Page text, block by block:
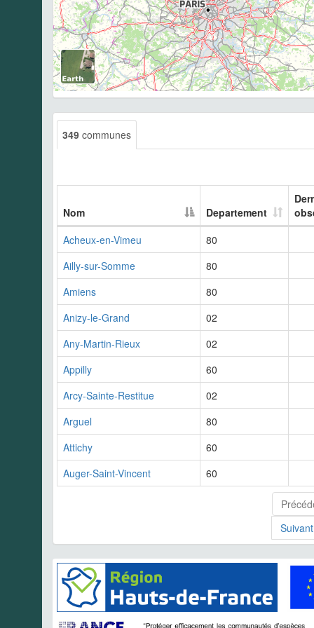
349 communes
Nom Departement
Acheux-en-Vimeu
80
Ailly-sur-Somme
80
Amiens
80
Anizy-le-Grand
02
Any-Martin-Rieux
02
Appilly
60
Arcy-Sainte-Restitue
02
Arguel
80
Attichy
60
Auger-Saint-Vincent
60
Suivant